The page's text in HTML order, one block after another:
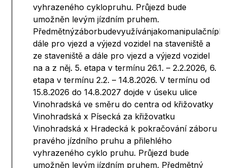
vyhrazeného cyklopruhu. Průjezd bude
umožněn levým jízdním pruhem.
dále pro vjezd a výjezd vozidel na staveniště a
ze staveniště a dále pro vjezd a výjezd vozidel
na a z něj. 5. etapa v termínu 26.1. – 2.2.2026, 6.
etapa v termínu 2.2. – 14.8.2026. V termínu od
15.8.2026 do 14.8.2027 dojde v úseku ulice
Vinohradská ve směru do centra od křižovatky
Vinohradská x Písecká za křižovatku
Vinohradská x Hradecká k pokračování záboru
pravého jízdního pruhu a přilehlého
vyhrazeného cyklo pruhu. Průjezd bude
umožněn levým jízdním pruhem. Předmětný